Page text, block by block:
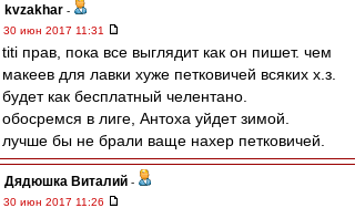
kvzakhar -
30 июн 2017 11:31
titi прав, пока все выглядит как он пишет. чем
макеев для лавки хуже петковичей всяких х.з.
будет как бесплатный челентано.
обосремся в лиге, Антоха уйдет зимой.
лучше бы не брали ваще нахер петковичей.
Дядюшка Виталий -
30 июн 2017 11:26